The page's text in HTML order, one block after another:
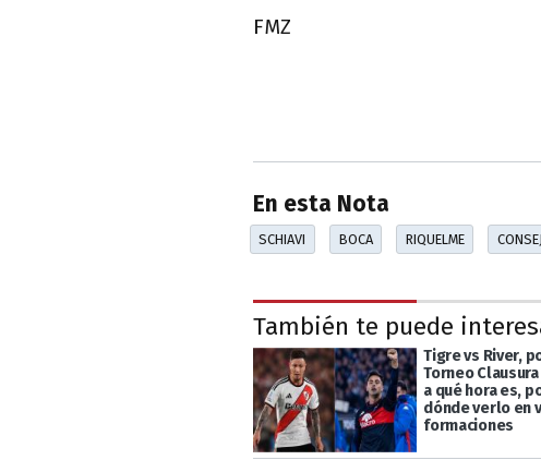
FMZ
En esta Nota
SCHIAVI BOCA RIQUELME
También te puede
Tigre vs River,
Torneo
a qué hora es,
dónde verlo en
formaciones